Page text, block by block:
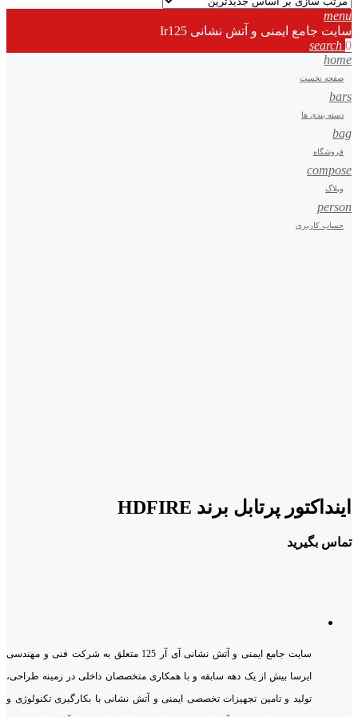
menu
سایت جامع ایمنی و آتش نشانی Ir125
search 0
home
صفحه نخست
bars
دسته بندی ها
bag
فروشگاه
compose
وبلاگ
person
حساب کاربری
اینداکتور پرتابل برند HDFIRE
تماس بگیرید
سایت جامع ایمنی و آتش نشانی آی آر 125 متعلق به شرکت فنی و مهندسی
ایرسا بیش از یک دهه سابقه و با همکاری متخصصان داخلی در زمینه طراحی،
تولید و تامین تجهیزات تخصصی ایمنی و آتش نشانی با بکارگیری تکنولوژی و